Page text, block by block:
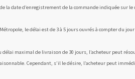
la date d’enregistrement de la commande indiquée sur
le délai est de 3 à 5 jours ouvrés à compter du
maximal de livraison de 30 jours, l’acheteur peut
Cependant, s’il le désire, l’acheteur peut